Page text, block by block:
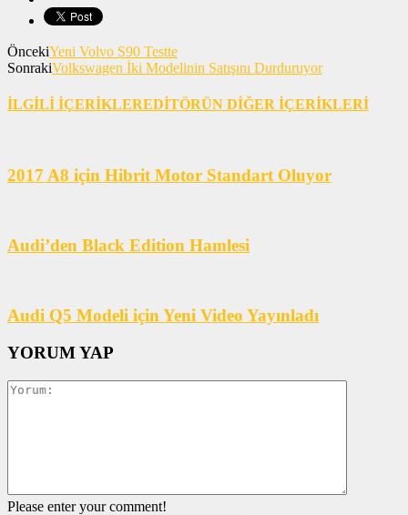
ÖncekiYeni Volvo S90 Testte
SonrakiVolkswagen İki Modelinin Satışını Durduruyor
İLGİLİ İÇERİKLEREDİTÖRÜN DİĞER İÇERİKLERİ
2017 A8 için Hibrit Motor Standart Oluyor
Audi’den Black Edition Hamlesi
Audi Q5 Modeli için Yeni Video Yayınladı
YORUM YAP
Please enter your comment!